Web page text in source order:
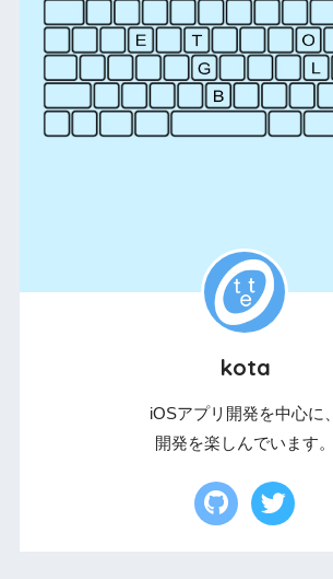
kota
iOSアプリ開発を中心に、
開発を楽しんでいます。